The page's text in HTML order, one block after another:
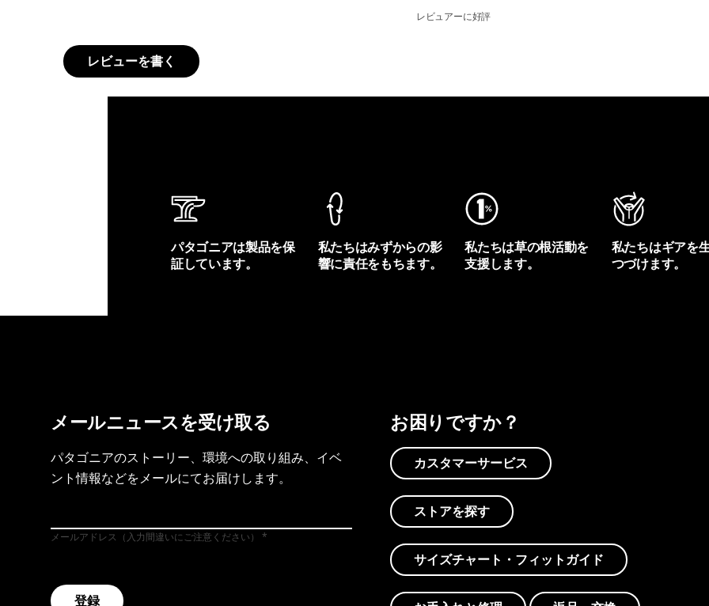
レビュアーに好評
レビューを書く
パタゴニアは製品を保
証しています。
私たちはみずからの影
響に責任をもちます。
私たちは草の根活動を
支援します。
私たちはギアを
つづけます。
メールニュースを受け取る
パタゴニアのストーリー、環境への取り組み、イベ
ント情報などをメールにてお届けします。
メールアドレス（入力間違いにご注意ください）
登録
お困りですか？
カスタマーサービス
ストアを探す
サイズチャート・フィットガイド